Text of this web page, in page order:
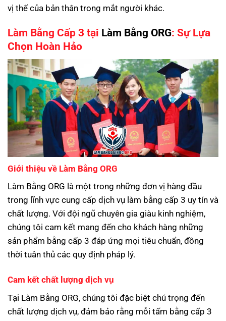
vị thế của bản thân trong mắt người khác.
Làm Bằng Cấp 3 tại Làm Bằng ORG: Sự Lựa
Chọn Hoàn Hảo
Giới thiệu về Làm Bằng ORG
Làm Bằng ORG là một trong những đơn vị hàng đầu
trong lĩnh vực cung cấp dịch vụ làm bằng cấp 3 uy tín và
chất lượng. Với đội ngũ chuyên gia giàu kinh nghiệm,
chúng tôi cam kết mang đến cho khách hàng những
sản phẩm bằng cấp 3 đáp ứng mọi tiêu chuẩn, đồng
thời tuân thủ các quy định pháp lý.
Cam kết chất lượng dịch vụ
Tại Làm Bằng ORG, chúng tôi đặc biệt chú trọng đến
chất lượng dịch vụ, đảm bảo rằng mỗi tấm bằng cấp 3